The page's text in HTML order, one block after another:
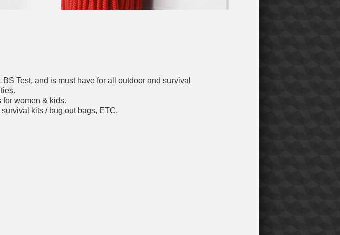
Test, and is must have for all outdoor and survival
for women & kids.
kits / bug out bags, ETC.